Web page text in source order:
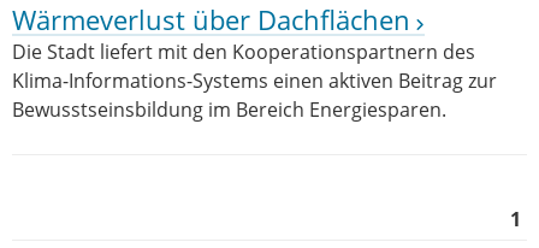
Wärmeverlust über Dachflächen
Die Stadt liefert mit den Kooperationspartnern des
Klima-Informations-Systems einen aktiven Beitrag zur
Bewusstseinsbildung im Bereich Energiesparen.
1